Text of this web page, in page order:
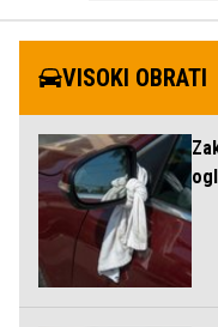
VISOKI OBRATI